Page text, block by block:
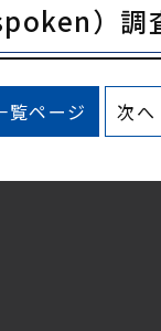
）調
覧ページ 次へ